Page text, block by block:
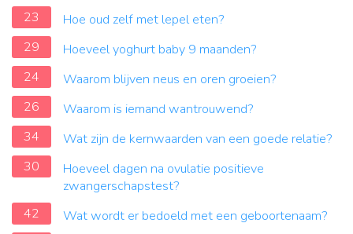
23
Hoe oud zelf met lepel eten?
29
Hoeveel yoghurt baby 9 maanden?
24
Waarom blijven neus en oren groeien?
26
Waarom is iemand wantrouwend?
34
Wat zijn de kernwaarden van een goede relatie?
30
Hoeveel dagen na ovulatie positieve
zwangerschapstest?
42
Wat wordt er bedoeld met een geboortenaam?